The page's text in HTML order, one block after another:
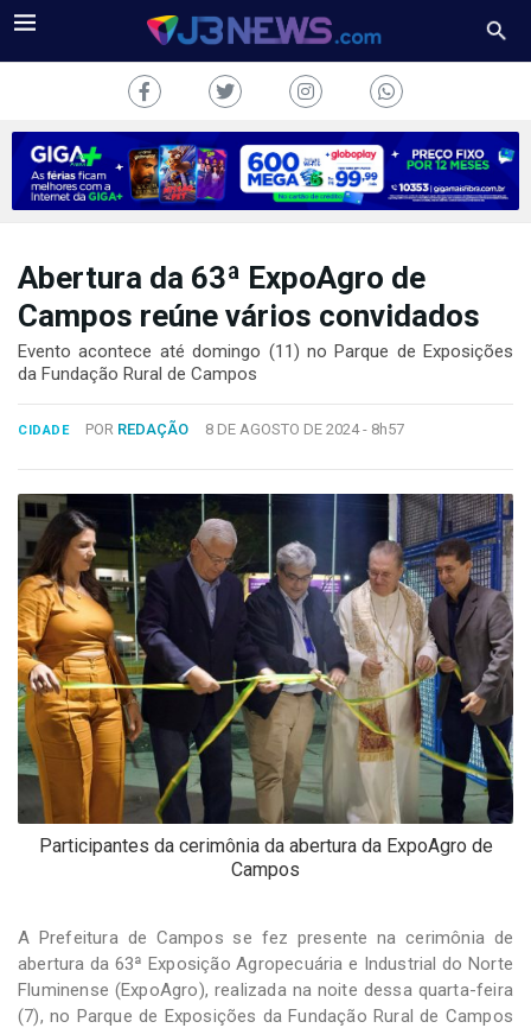
J3NEWS
COLUNAS
FALE
Copyright
2024
Desenvolvido
por
Hesea
Tecnologia
Sistemas
Abertura da 63ª ExpoAgro de
Campos reúne vários convidados
Evento acontece até domingo (11) no Parque de Exposições
da Fundação Rural de Campos
CIDADE POR REDAÇÃO 8 DE AGOSTO DE 2024 - 8h57
Participantes da cerimônia da abertura da ExpoAgro de
Campos
A Prefeitura de Campos se fez presente na cerimônia de
abertura da 63ª Exposição Agropecuária e Industrial do Norte
Fluminense (ExpoAgro), realizada na noite dessa quarta-feira
(7), no Parque de Exposições da Fundação Rural de Campos